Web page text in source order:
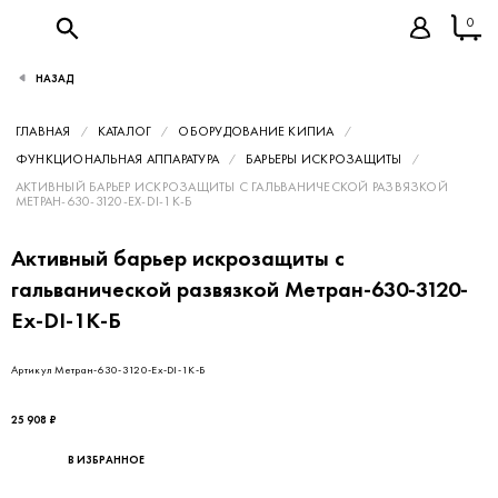
0
ГЛАВНАЯ КАТАЛОГ
ОБОРУДОВАНИЕ КИПИА
ФУНКЦИОНАЛЬНАЯ АППАРАТУРА
БАРЬЕРЫ ИСКРОЗАЩИТЫ
АКТИВНЫЙ БАРЬЕР ИСКРОЗАЩИТЫ С ГАЛЬВАНИЧЕСКОЙ РАЗВЯЗКОЙ
МЕТРАН-630-3120-EX-DI-1K-Б
Активный барьер искрозащиты с
гальванической развязкой Метран-630-3120-
Ex-DI-1K-Б
Артикул Метран-630-3120-Ex-DI-1K-Б
25 908 ₽
В ИЗБРАННОЕ
НАЗАД